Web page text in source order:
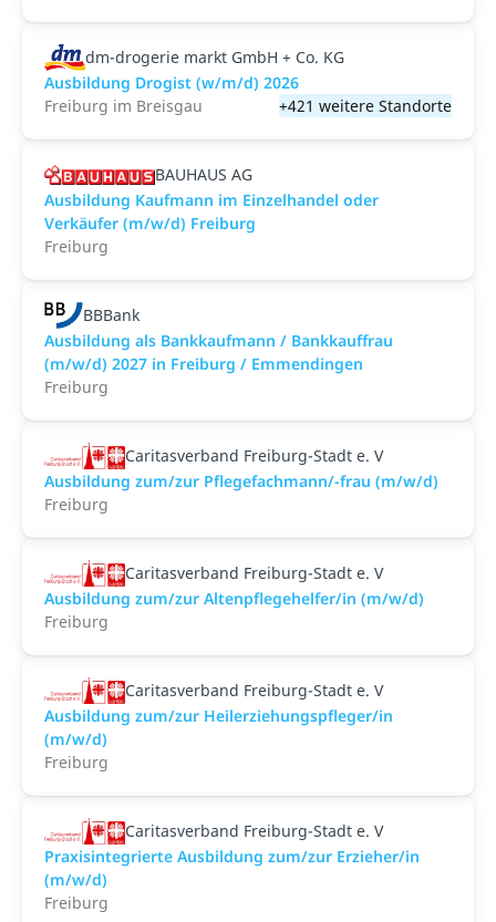
dm-drogerie markt GmbH + Co. KG
Ausbildung Drogist (w/m/d) 2026
Freiburg im Breisgau
+421 weitere Standorte
BAUHAUS AG
Ausbildung Kaufmann im Einzelhandel oder
Verkäufer (m/w/d) Freiburg
Freiburg
BBBank
Ausbildung als Bankkaufmann / Bankkauffrau
(m/w/d) 2027 in Freiburg / Emmendingen
Freiburg
Caritasverband Freiburg-Stadt e. V
Ausbildung zum/zur Pflegefachmann/-frau (m/w/d)
Freiburg
Caritasverband Freiburg-Stadt e. V
Ausbildung zum/zur Altenpflegehelfer/in (m/w/d)
Freiburg
Caritasverband Freiburg-Stadt e. V
Ausbildung zum/zur Heilerziehungspfleger/in
(m/w/d)
Freiburg
Caritasverband Freiburg-Stadt e. V
Praxisintegrierte Ausbildung zum/zur Erzieher/in
(m/w/d)
Freiburg